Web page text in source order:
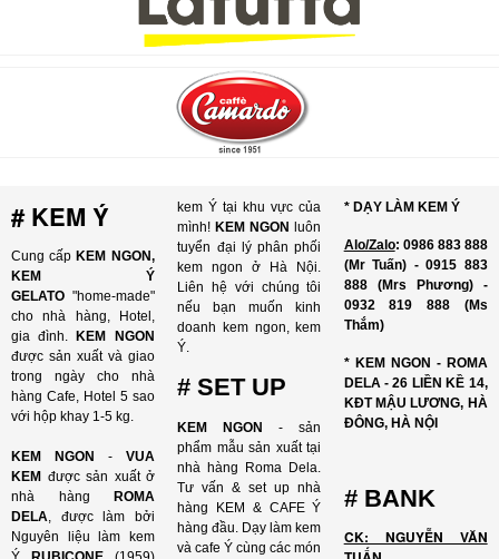
# KEM Ý
Cung cấp KEM NGON,
KEM Ý
GELATO "home-made"
cho nhà hàng, Hotel,
gia đình.
KEM NGON
được sản xuất và giao
trong ngày cho nhà
hàng Cafe, Hotel 5 sao
với hộp khay 1-5 kg.
KEM NGON - VUA
KEM được sản xuất ở
nhà hàng
ROMA
DELA, được làm bởi
Nguyên liệu làm kem
kem Ý tại khu vực của
mình! KEM NGON
luôn
tuyển đại lý phân phối
kem ngon ở Hà Nội.
Liên hệ với chúng tôi
nếu bạn muốn kinh
doanh kem ngon, kem
Ý.
# SET UP
KEM NGON
- sản
phẩm mẫu sản xuất tại
nhà hàng Roma Dela.
Tư vấn & set up nhà
hàng KEM & CAFE Ý
hàng đầu. Dạy làm kem
và cafe Ý cùng các món
* DẠY LÀM KEM Ý
Alo/Zalo: 0986 883 888
(Mr Tuấn) - 0915 883
888 (Mrs Phương) -
0932 819 888 (Ms
Thắm)
* KEM NGON - ROMA
DELA - 26 LIỀN KỀ 14,
KĐT MẬU LƯƠNG, HÀ
ĐÔNG, HÀ NỘI
# BANK
CK: NGUYỄN VĂN